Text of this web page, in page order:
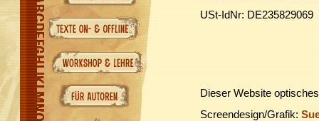
USt-IdNr: DE235829069
Dieser Website
Screendesign/Grafik: